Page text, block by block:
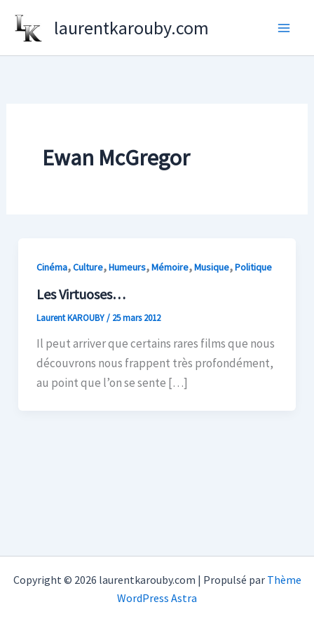
laurentkarouby.com
Ewan McGregor
Cinéma,Culture,Humeurs,Mémoire,Musique,Politique
Les Virtuoses…
Laurent KAROUBY/ 25 mars 2012
Il peut arriver que certains rares films que nous
découvrons nous frappent très profondément,
au point que l’on se sente […]
Copyright © 2026 laurentkarouby.com | Propulsé par Thème
WordPress Astra